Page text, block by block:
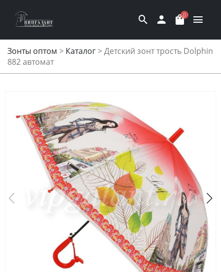
0
Зонты оптом > Каталог>Детский зонт трость Dolphin
882 автомат